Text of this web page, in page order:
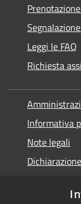
Leggi le FAQ
Richiesta
Informativa
Note legali